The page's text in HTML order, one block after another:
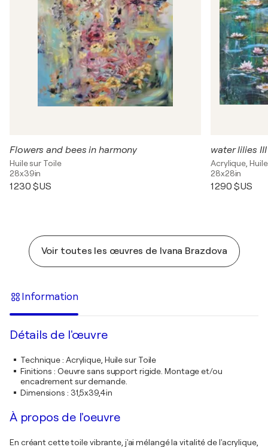
Flowers and bees in harmony
Huile sur Toile
28x39in
1 230 $US
water lilies III
Acrylique,
28x28in
1 290 $US
Voir toutes les œuvres de Ivana Brazdova
Information
Détails de l'œuvre
Technique: Acrylique, Huile sur Toile
Finitions : Oeuvre sans support rigide. Montage et/ou
encadrement sur demande.
Dimensions : 31,5x39,4in
À propos de l'oeuvre
En créant cette toile vibrante, j'ai mélangé la vitalité de l'acrylique,